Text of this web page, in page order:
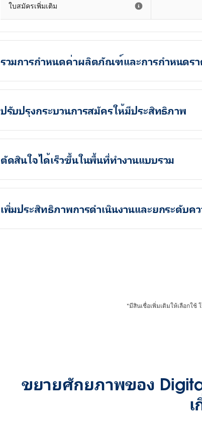
ใบสมัครเพิ่มเติม
รวมการกำหนดค่าผลิตภัณฑ์และการกำหนดรา
ปรับปรุงกระบวนการสมัครให้มีประสิทธิภาพ
ตัดสินใจได้เร็วขึ้นในพื้นที่ทำงานแบบรวม
เพิ่มประสิทธิภาพการดำเนินงานและยกระดับค
*มีสินเชื่อเพิ่มเติมให้เลือกใ
ขยายศักยภาพของ